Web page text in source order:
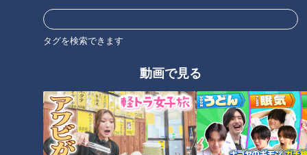
タグを検索できます
動画で見る
オススメ関連コンテンツ